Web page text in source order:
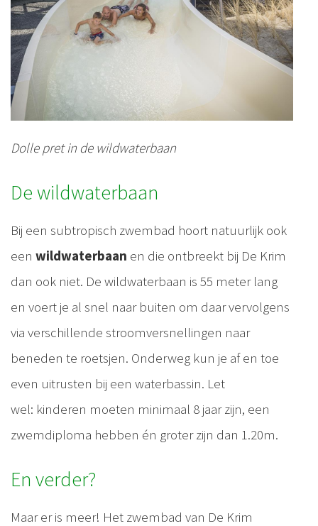
Dolle pret in de wildwaterbaan
De wildwaterbaan
Bij een subtropisch zwembad hoort natuurlijk ook
een wildwaterbaan en die ontbreekt bij De Krim
dan ook niet. De wildwaterbaan is 55 meter lang
en voert je al snel naar buiten om daar vervolgens
via verschillende stroomversnellingen naar
beneden te roetsjen. Onderweg kun je af en toe
even uitrusten bij een waterbassin. Let
wel: kinderen moeten minimaal 8 jaar zijn, een
zwemdiploma hebben én groter zijn dan 1.20m.
En verder?
Maar er is meer! Het zwembad van De Krim